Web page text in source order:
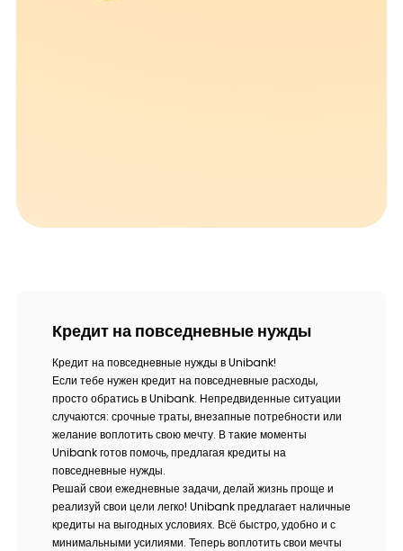
Кредит на повседневные нужды
Кредит на повседневные нужды в Unibank!
Если тебе нужен кредит на повседневные расходы,
просто обратись в Unibank. Непредвиденные ситуации
случаются: срочные траты, внезапные потребности или
желание воплотить свою мечту. В такие моменты
Unibank готов помочь, предлагая кредиты на
повседневные нужды.
Решай свои ежедневные задачи, делай жизнь проще и
реализуй свои цели легко! Unibank предлагает наличные
кредиты на выгодных условиях. Всё быстро, удобно и с
минимальными усилиями. Теперь воплотить свои мечты